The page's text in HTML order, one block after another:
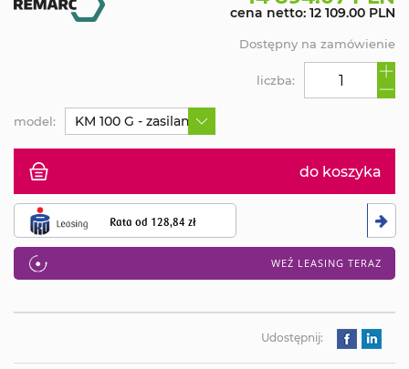
cena netto: 12 109.00 PLN
do koszyka
Rata od 128,84 zł
WEŹ LEASING TERAZ
liczba:
Dostępny na zamówienie
model: KM 100 G - zasilana spalinowo, szerokość pracy
Udostępnij: